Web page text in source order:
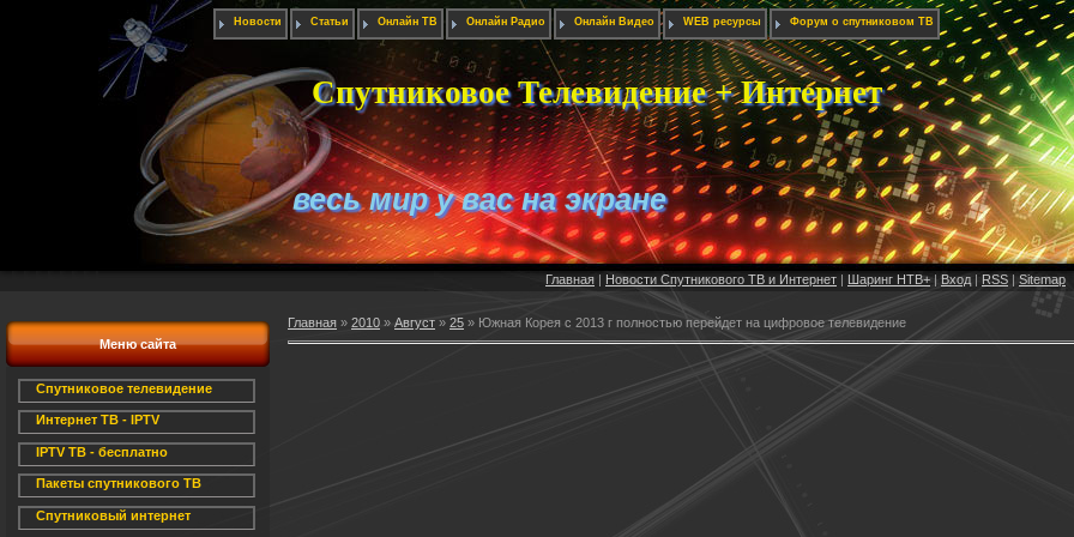
Новости Статьи Онлайн ТВ Онлайн Радио Онлайн Видео WEB ресурсы Форум о спутниковом ТВ
Спутниковое Телевидение + Интернет
весь мир у вас на экране
Главная | Новости Спутникового ТВ и Интернет | Шаринг НТВ+| Вход | RSS | Sitemap
Меню сайта
Спутниковое телевидение
Интернет ТВ - IPTV
IPTV ТВ - бесплатно
Пакеты спутникового ТВ
Спутниковый интернет
Главная » 2010 » Август » 25 » Южная Корея с 2013 г полностью перейдет на цифровое телевидение